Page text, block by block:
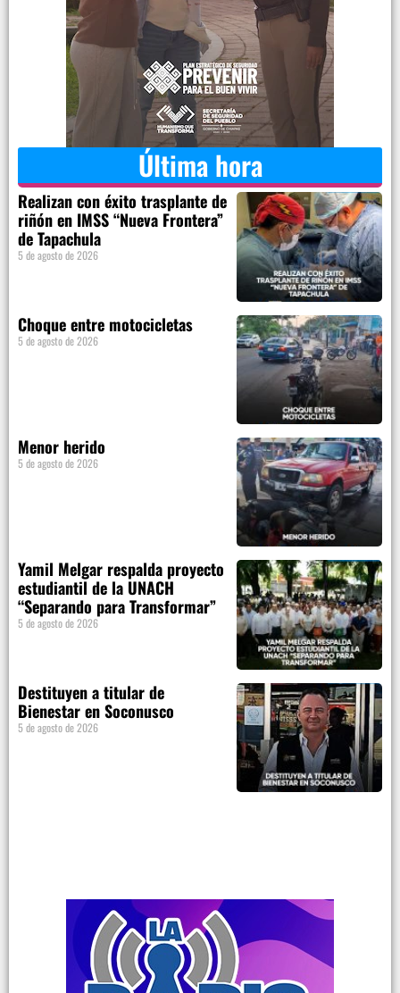
Última hora
Realizan con éxito trasplante de
riñón en IMSS “Nueva Frontera”
de Tapachula
5 de agosto de 2026
Choque entre motocicletas
5 de agosto de 2026
Menor herido
5 de agosto de 2026
Yamil Melgar respalda proyecto
estudiantil de la UNACH
“Separando para Transformar”
5 de agosto de 2026
Destituyen a titular de
Bienestar en Soconusco
5 de agosto de 2026